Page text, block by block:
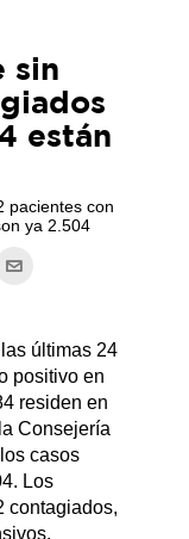
sin
están
pacientes con
ya 2.504
últimas 24
positivo en
residen en
Consejería
casos
Los
contagiados,